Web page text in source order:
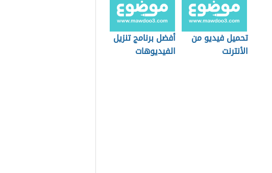
تحميل فيديو من
الأنترنت
أفضل برنامج تنزيل
الفيديوهات